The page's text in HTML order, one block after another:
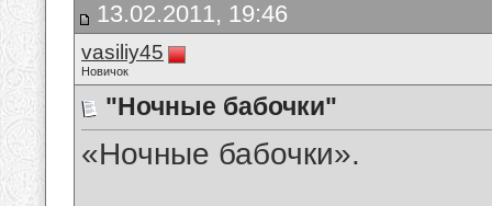
13.02.2011, 19:46
vasiliy45
Новичок
"Ночные бабочки"
«Ночные бабочки».